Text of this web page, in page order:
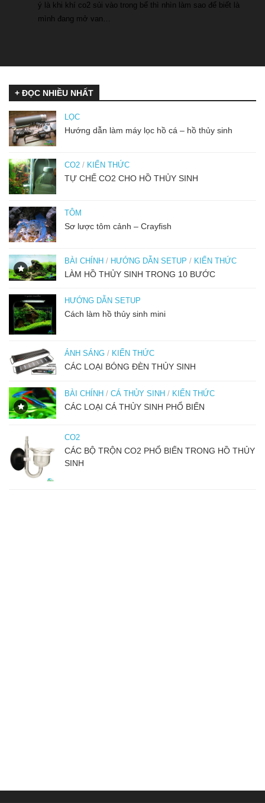
ý là khi khí co2 sủi vào trong bể thì nhìn làm sao để biết là
mình đang mở van…
+ ĐỌC NHIỀU NHẤT
LỌC
Hướng dẫn làm máy lọc hồ cá – hồ thủy sinh
CO2 / KIẾN THỨC
TỰ CHẾ CO2 CHO HỒ THỦY SINH
TÔM
Sơ lược tôm cảnh – Crayfish
BÀI CHÍNH / HƯỚNG DẪN SETUP / KIẾN THỨC
LÀM HỒ THỦY SINH TRONG 10 BƯỚC
HƯỚNG DẪN SETUP
Cách làm hồ thủy sinh mini
ÁNH SÁNG / KIẾN THỨC
CÁC LOẠI BÓNG ĐÈN THỦY SINH
BÀI CHÍNH / CÁ THỦY SINH / KIẾN THỨC
CÁC LOẠI CÁ THỦY SINH PHỔ BIẾN
CO2
CÁC BỘ TRỘN CO2 PHỔ BIẾN TRONG HỒ THỦY
SINH